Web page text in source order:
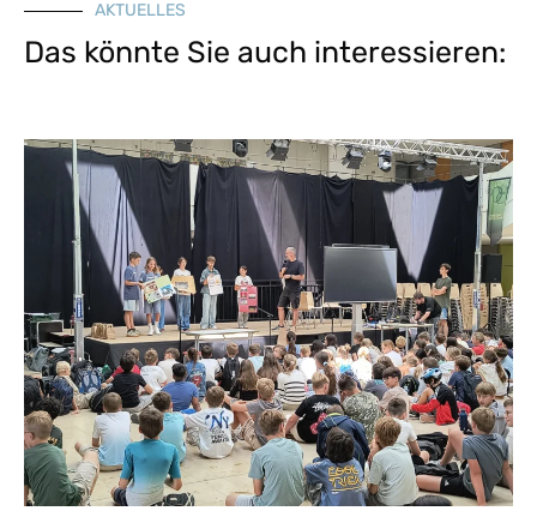
AKTUELLES
Das könnte Sie auch interessieren: